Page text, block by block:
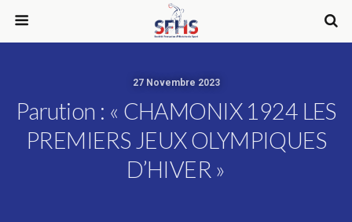
27 Novembre 2023
Parution : « CHAMONIX 1924 LES
PREMIERS JEUX OLYMPIQUES
D’HIVER »